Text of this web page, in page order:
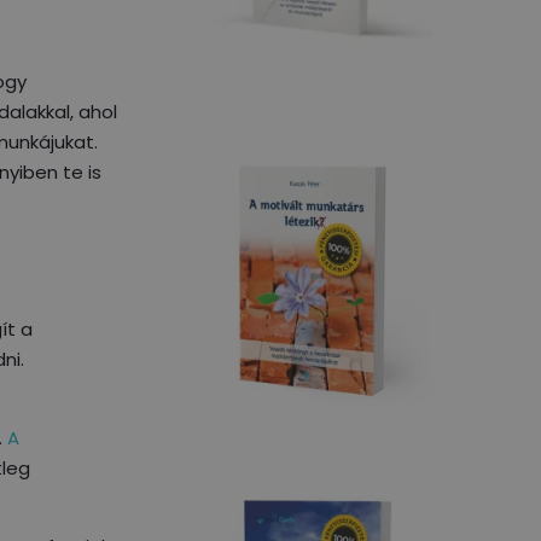
ahol
te is
a
A